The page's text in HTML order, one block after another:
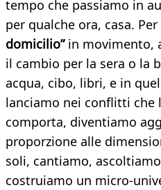
tempo che passiamo in
per qualche ora, casa.
domicilio” in movimento,
il cambio per la sera o la
acqua, cibo, libri, e in
lanciamo nei conflitti che
comporta, diventiamo
proporzione alle
soli, cantiamo,
costruiamo un micro-